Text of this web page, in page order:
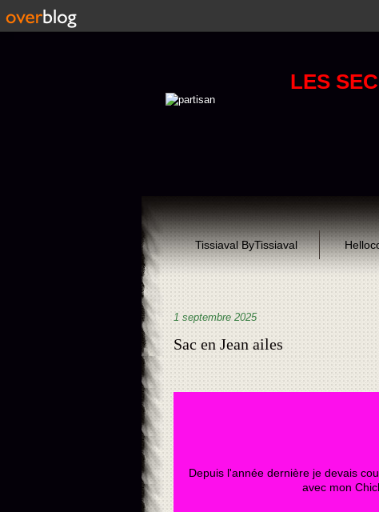
LES
Tissiaval ByTissiaval
1 septembre 2025
Sac en Jean ailes
Depuis l'année dernière je devais
avec mon